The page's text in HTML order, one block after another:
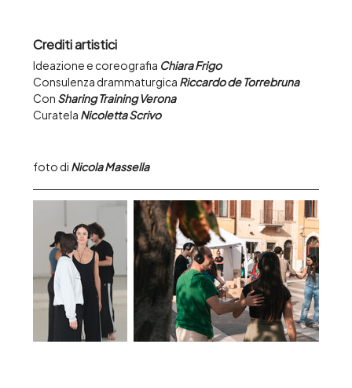
Crediti artistici
Ideazione e coreografia Chiara Frigo
Consulenza drammaturgica Riccardo de Torrebruna
Con Sharing Training Verona
Curatela Nicoletta Scrivo
foto di Nicola Massella